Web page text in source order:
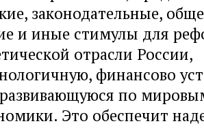
законодательные,
и иные стимулы для
отрасли России,
финансово
по
Это обеспечит